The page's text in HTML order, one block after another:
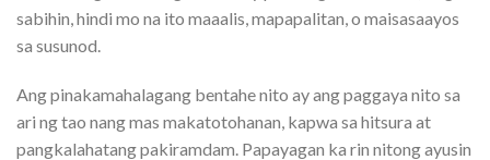
sabihin, hindi mo na ito maaalis, mapapalitan, o maisasaayos
sa susunod.
Ang pinakamahalagang bentahe nito ay ang paggaya nito sa
ari ng tao nang mas makatotohanan, kapwa sa hitsura at
pangkalahatang pakiramdam. Papayagan ka rin nitong ayusin